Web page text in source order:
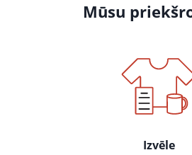
Mūsu
Izvēle